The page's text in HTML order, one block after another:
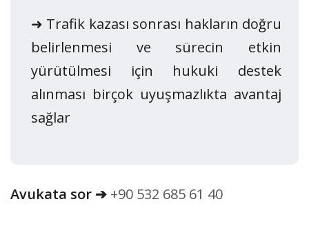
➜ Trafik kazası sonrası hakların doğru
belirlenmesi ve sürecin etkin
yürütülmesi için hukuki destek
alınması birçok uyuşmazlıkta avantaj
sağlar
Avukata sor ➔ +90 532 685 61 40